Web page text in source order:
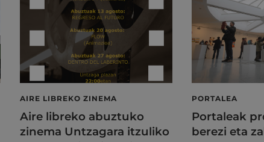
AIRE LIBREKO ZINEMA
Aire libreko abuztuko
zinema Untzagara itzuliko
PORTALEA
Portaleak
berezi eta